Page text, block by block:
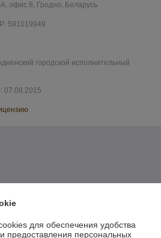
офис.8, Гродно, Беларусь
591019949
городской исполнительный
07.08.2015
для обеспечения удобства
предоставления персональных